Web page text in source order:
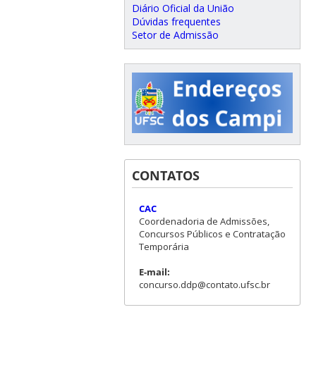
Diário Oficial da União
Dúvidas frequentes
Setor de Admissão
CONTATOS
CAC
Coordenadoria de Admissões,
Concursos Públicos e Contratação
Temporária
E-mail:
concurso.ddp@contato.ufsc.br